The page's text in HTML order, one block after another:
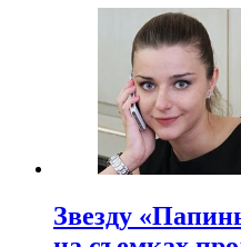
Звезду